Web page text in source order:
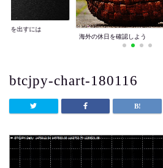
益を出すには
海外の休日を確認しよう
btcjpy-chart-180116